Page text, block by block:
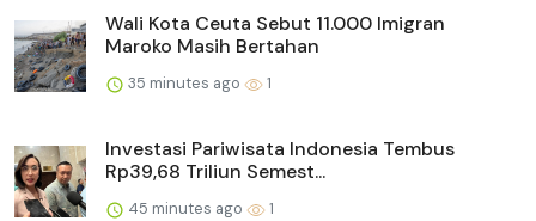
Wali Kota Ceuta Sebut 11.000 Imigran
Maroko Masih Bertahan
35 minutes ago 1
Investasi Pariwisata Indonesia Tembus
Rp39,68 Triliun Semest...
45 minutes ago 1